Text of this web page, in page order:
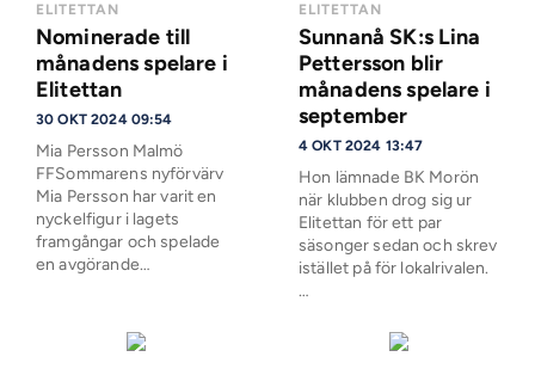
ELITETTAN
Nominerade till
månadens spelare i
Elitettan
30 OKT 2024 09:54
Mia Persson Malmö
FFSommarens nyförvärv
Mia Persson har varit en
nyckelfigur i lagets
framgångar och spelade
en avgörande…
ELITETTAN
Sunnanå SK:s Lina
Pettersson blir
månadens spelare i
september
4 OKT 2024 13:47
Hon lämnade BK Morön
när klubben drog sig ur
Elitettan för ett par
säsonger sedan och skrev
istället på för lokalrivalen.
…